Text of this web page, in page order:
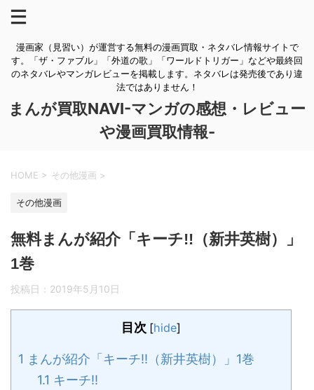
漫画家（見習い）が運営する無料の漫画買取・ネタバレ情報サイトで
す。「ザ・ファブル」「外道の歌」「ワールドトリガー」などや最終回
のネタバレやマンガレビューを掲載します。ネタバレは発売後であり違
法ではありません！
まんが買取NAVI-マンガの感想・レビュー
や漫画買取情報-
HOME > その他漫画 >
その他漫画
無料まんが紹介「キーチ!!（新井英樹）」
1巻
投稿日： 2019年5月10日
目次 [hide]
1 まんが紹介「キーチ!!（新井英樹）」1巻
1.1 キーチ!!